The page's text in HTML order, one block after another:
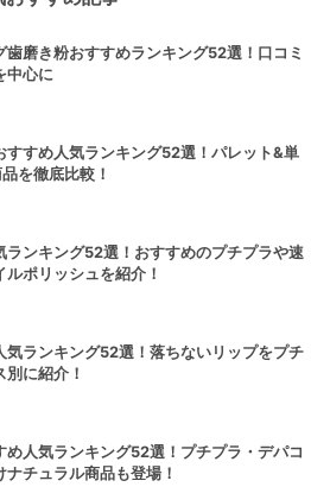
歯磨き粉おすすめランキング52選！口コミ
中心に
すすめ人気ランキング52選！パレット&単
を徹底比較！
ランキング52選！おすすめのプチプラや速
ポリッシュを紹介！
気ランキング52選！落ちないリップをプチ
に紹介！
め人気ランキング52選！プチプラ・デパコ
ナチュラル商品も登場！